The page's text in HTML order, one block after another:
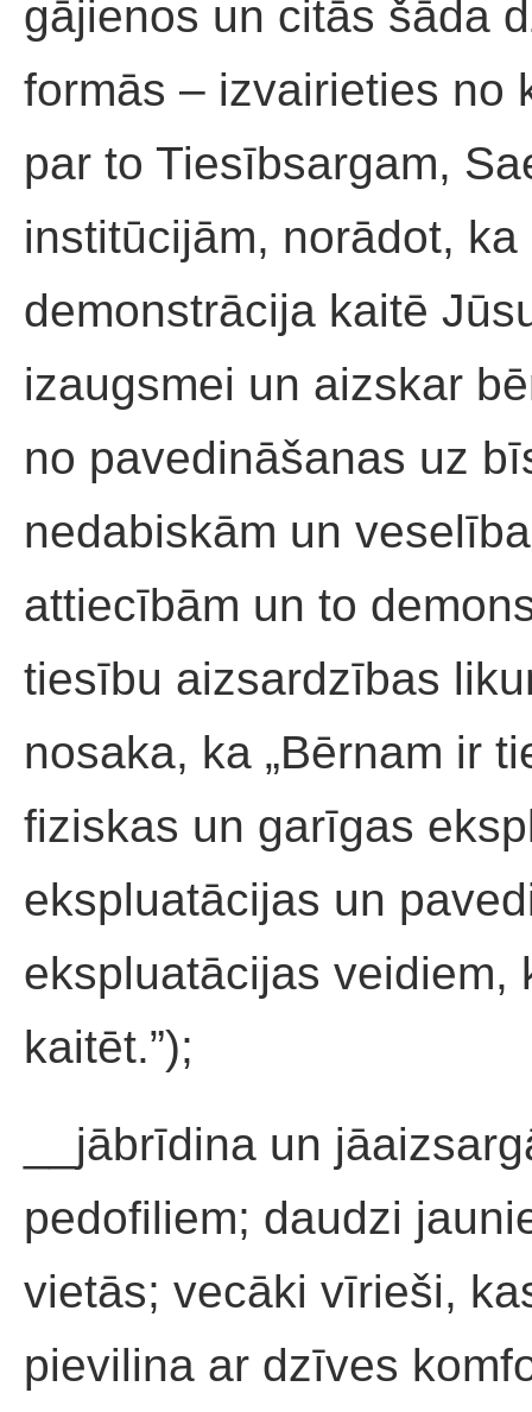
gājienos un citās šāda
formās – izvairieties no
par to Tiesībsargam,
institūcijām, norādot,
demonstrācija kaitē
izaugsmei un aizskar
no pavedināšanas uz
nedabiskām un
attiecībām un to
tiesību aizsardzības
nosaka, ka „Bērnam ir
fiziskas un garīgas
ekspluatācijas un
ekspluatācijas veidiem,
kaitēt.”);
__jābrīdina un
pedofiliem; daudzi
vietās; vecāki vīrieši,
pievilina ar dzīves